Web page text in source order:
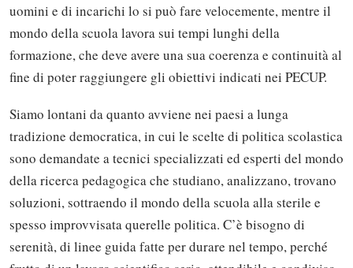
uomini e di incarichi lo si può fare velocemente, mentre il
mondo della scuola lavora sui tempi lunghi della
formazione, che deve avere una sua coerenza e continuità al
fine di poter raggiungere gli obiettivi indicati nei PECUP.
Siamo lontani da quanto avviene nei paesi a lunga
tradizione democratica, in cui le scelte di politica scolastica
sono demandate a tecnici specializzati ed esperti del mondo
della ricerca pedagogica che studiano, analizzano, trovano
soluzioni, sottraendo il mondo della scuola alla sterile e
spesso improvvisata querelle politica. C’è bisogno di
serenità, di linee guida fatte per durare nel tempo, perché